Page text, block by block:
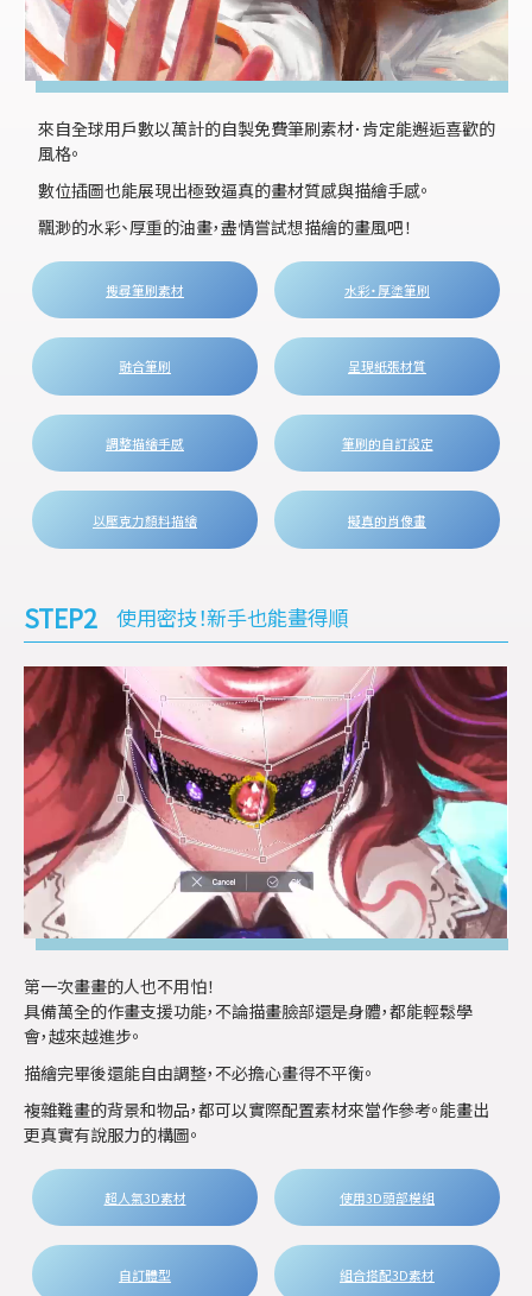
來自全球用戶數以萬計的自製免費筆刷素材．肯定能邂逅喜歡的
風格。
數位插圖也能展現出極致逼真的畫材質感與描繪手感。
飄渺的水彩、厚重的油畫，盡情嘗試想描繪的畫風吧！
搜尋筆刷素材 水彩・厚塗筆刷
融合筆刷 呈現紙張材質
調整描繪手感 筆刷的自訂設定
以壓克力顏料描繪 擬真的肖像畫
STEP2 使用密技！新手也能畫得順
第一次畫畫的人也不用怕！
具備萬全的作畫支援功能，不論描畫臉部還是身體，都能輕鬆學
會，越來越進步。
描繪完畢後還能自由調整，不必擔心畫得不平衡。
複雜難畫的背景和物品，都可以實際配置素材來當作參考。能畫出
更真實有說服力的構圖。
超人氣3D素材 使用3D頭部模組
自訂體型 組合搭配3D素材